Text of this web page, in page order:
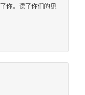
你。读了你们的见